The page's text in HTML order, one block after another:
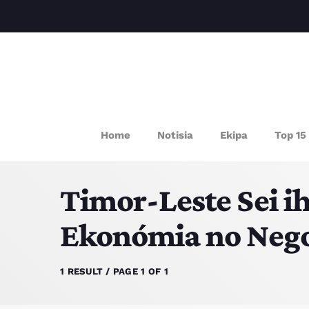
Home Notisia Ekipa Top 15
Timor-Leste Sei
Ekonómia no
1 RESULT / PAGE 1 OF 1